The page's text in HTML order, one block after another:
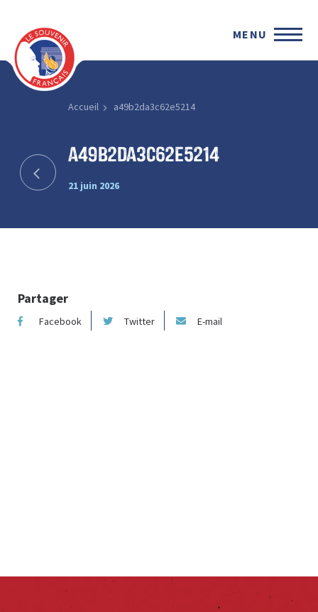
MENU
Accueil a49b2da3c62e5214
a49b2da3c62e5214
21 juin 2026
Partager
Facebook Twitter E-mail